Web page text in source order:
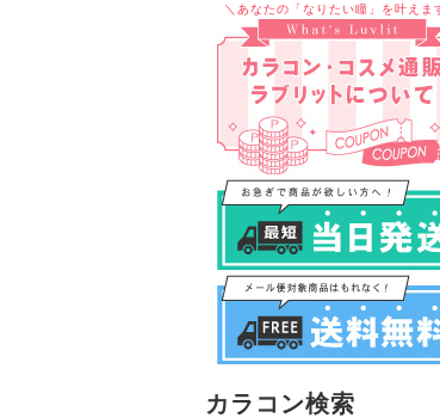
＼あなたの「なりたい瞳」を叶えま
カラコン検索